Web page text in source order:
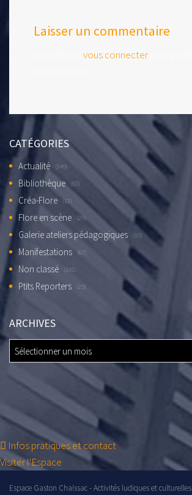
Laisser un commentaire
vous connecter
CATÉGORIES
Actualité (349)
Bibliothèque (60)
Créa-Flore (12)
Flore en scène (26)
Galerie ateliers pédagogiques (10)
Manifestations (67)
Non classé (191)
Ptits Reporters (25)
ARCHIVES
ARCHIVES
Infos pratiques et contact
Visiter l'Espace
Espace Gaston Chaissac - Activités ludiques et